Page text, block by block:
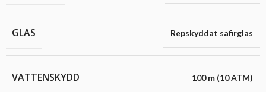
GLAS Repskyddat safirglas
VATTENSKYDD 100 m (10 ATM)